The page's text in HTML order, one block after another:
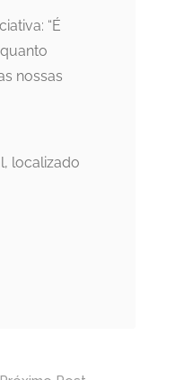
“É
nossas
localizado